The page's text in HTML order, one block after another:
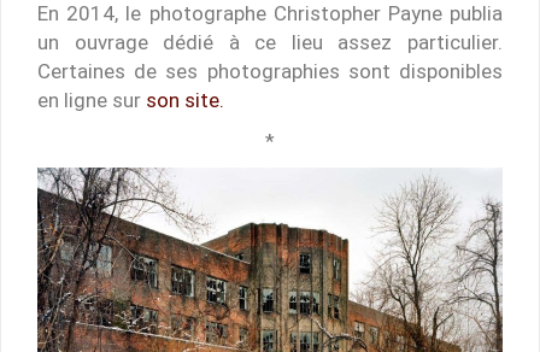
En 2014, le photographe Christopher Payne publia
un ouvrage dédié à ce lieu assez particulier.
Certaines de ses photographies sont disponibles
en ligne sur son site.
*